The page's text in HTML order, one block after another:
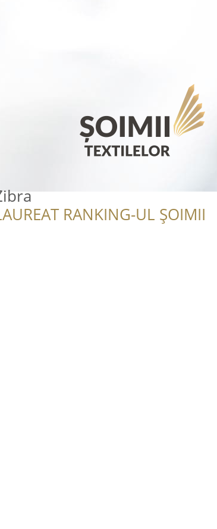
RANKING-UL ȘOIMII